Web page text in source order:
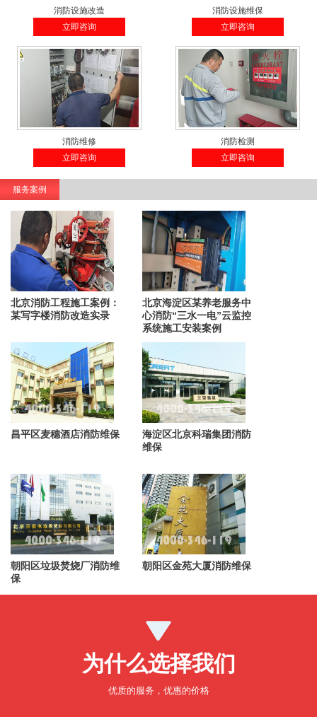
消防设施改造
立即咨询
消防设施维保
立即咨询
消防维修
立即咨询
消防检测
立即咨询
服务案例
北京消防工程施工案例：
某写字楼消防改造实录
北京海淀区某养老服务中
心消防“三水一电”云监控
系统施工安装案例
昌平区麦穗酒店消防维保
海淀区北京科瑞集团消防
维保
朝阳区垃圾焚烧厂消防维
保
朝阳区金苑大厦消防维保
为什么选择我们
优质的服务，优惠的价格